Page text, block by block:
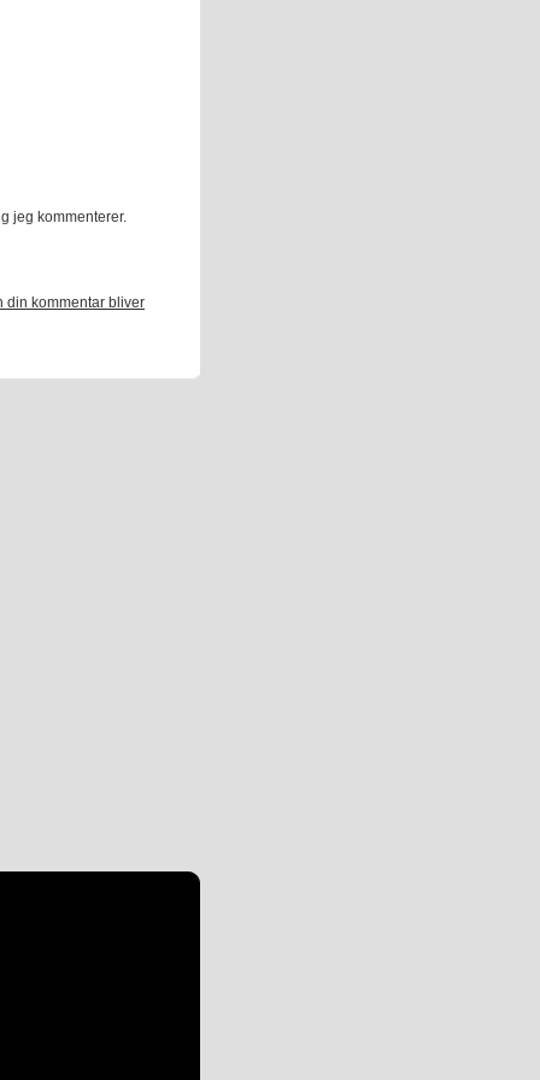
jeg kommenterer.
din kommentar bliver